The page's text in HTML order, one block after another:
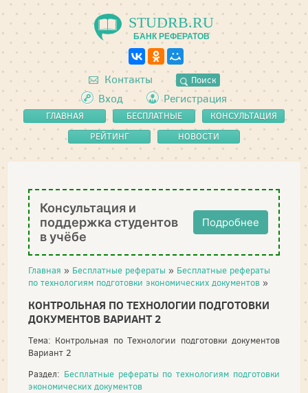
STUDRB.RU
БАНК РЕФЕРАТОВ
Контакты Поиск
Вход Регистрация
ГЛАВНАЯ
БЕСПЛАТНЫЕ
РЕФЕРАТЫ
КОНСУЛЬТАЦИЯ
РЕЙТИНГ
НОВОСТИ
Консультация и
поддержка студентов
в учёбе
Подробнее
Главная » Бесплатные рефераты » Бесплатные рефераты
по технологиям подготовки экономических документов »
КОНТРОЛЬНАЯ ПО ТЕХНОЛОГИИ ПОДГОТОВКИ
ДОКУМЕНТОВ ВАРИАНТ 2
Тема: Контрольная по Технологии подготовки документов
Вариант 2
Раздел: Бесплатные рефераты по технологиям подготовки
экономических документов